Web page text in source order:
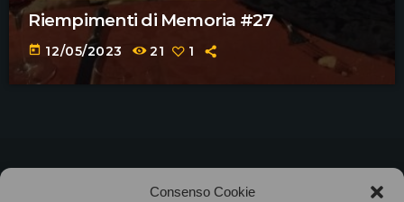
Consenso Cookie
Riempimenti di Memoria #27
today 12/05/2023 21 1
Associazione Bandito • CF 97882400019 •